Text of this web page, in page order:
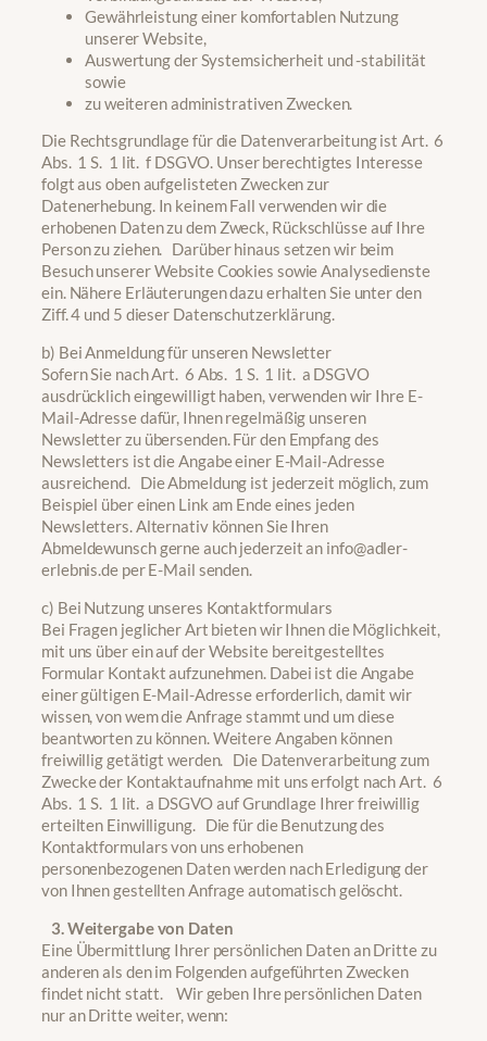
Gewährleistung einer komfortablen Nutzung
unserer Website,
Auswertung der Systemsicherheit und -stabilität
sowie
zu weiteren administrativen Zwecken.
Die Rechtsgrundlage für die Datenverarbeitung ist Art. 6
Abs. 1 S. 1 lit. f DSGVO. Unser berechtigtes Interesse
folgt aus oben aufgelisteten Zwecken zur
Datenerhebung. In keinem Fall verwenden wir die
erhobenen Daten zu dem Zweck, Rückschlüsse auf Ihre
Person zu ziehen. Darüber hinaus setzen wir beim
Besuch unserer Website Cookies sowie Analysedienste
ein. Nähere Erläuterungen dazu erhalten Sie unter den
Ziff. 4 und 5 dieser Datenschutzerklärung.
b) Bei Anmeldung für unseren Newsletter
Sofern Sie nach Art. 6 Abs. 1 S. 1 lit. a DSGVO
ausdrücklich eingewilligt haben, verwenden wir Ihre E-
Mail-Adresse dafür, Ihnen regelmäßig unseren
Newsletter zu übersenden. Für den Empfang des
Newsletters ist die Angabe einer E-Mail-Adresse
ausreichend. Die Abmeldung ist jederzeit möglich, zum
Beispiel über einen Link am Ende eines jeden
Newsletters. Alternativ können Sie Ihren
Abmeldewunsch gerne auch jederzeit an info@adler-
erlebnis.de per E-Mail senden.
c) Bei Nutzung unseres Kontaktformulars
Bei Fragen jeglicher Art bieten wir Ihnen die Möglichkeit,
mit uns über ein auf der Website bereitgestelltes
Formular Kontakt aufzunehmen. Dabei ist die Angabe
einer gültigen E-Mail-Adresse erforderlich, damit wir
wissen, von wem die Anfrage stammt und um diese
beantworten zu können. Weitere Angaben können
freiwillig getätigt werden. Die Datenverarbeitung zum
Zwecke der Kontaktaufnahme mit uns erfolgt nach Art. 6
Abs. 1 S. 1 lit. a DSGVO auf Grundlage Ihrer freiwillig
erteilten Einwilligung. Die für die Benutzung des
Kontaktformulars von uns erhobenen
personenbezogenen Daten werden nach Erledigung der
von Ihnen gestellten Anfrage automatisch gelöscht.
3. Weitergabe von Daten
Eine Übermittlung Ihrer persönlichen Daten an Dritte zu
anderen als den im Folgenden aufgeführten Zwecken
findet nicht statt. Wir geben Ihre persönlichen Daten
nur an Dritte weiter, wenn: